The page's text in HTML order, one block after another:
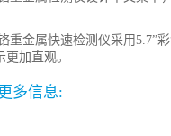
重金属快速检测仪采用5.7”
加直观。
多信息: